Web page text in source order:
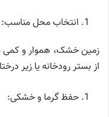
انتخاب محل مناسب:
زمین خشک، هموار و کمی
از بستر رودخانه یا زیر
حفظ گرما و خشکی: